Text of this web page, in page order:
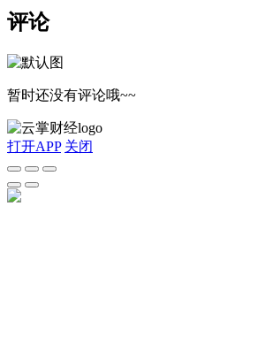
评论
暂时还没有评论哦~~
打开APP 关闭